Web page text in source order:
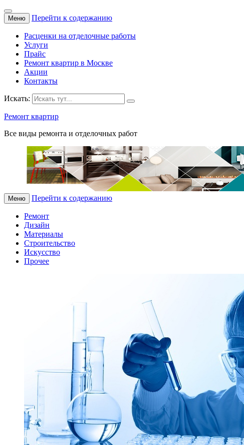
Меню Перейти к содержанию
Расценки на отделочные работы
Услуги
Прайс
Ремонт квартир в Москве
Акции
Контакты
Искать:
Ремонт квартир
Все виды ремонта и отделочных работ
Меню Перейти к содержанию
Ремонт
Дизайн
Материалы
Строительство
Искусство
Прочее